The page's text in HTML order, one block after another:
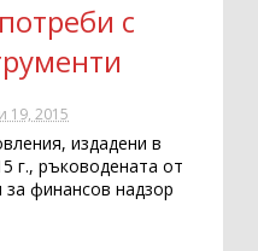
с
19, 2015
издадени в
г., ръководената от
финансов надзор